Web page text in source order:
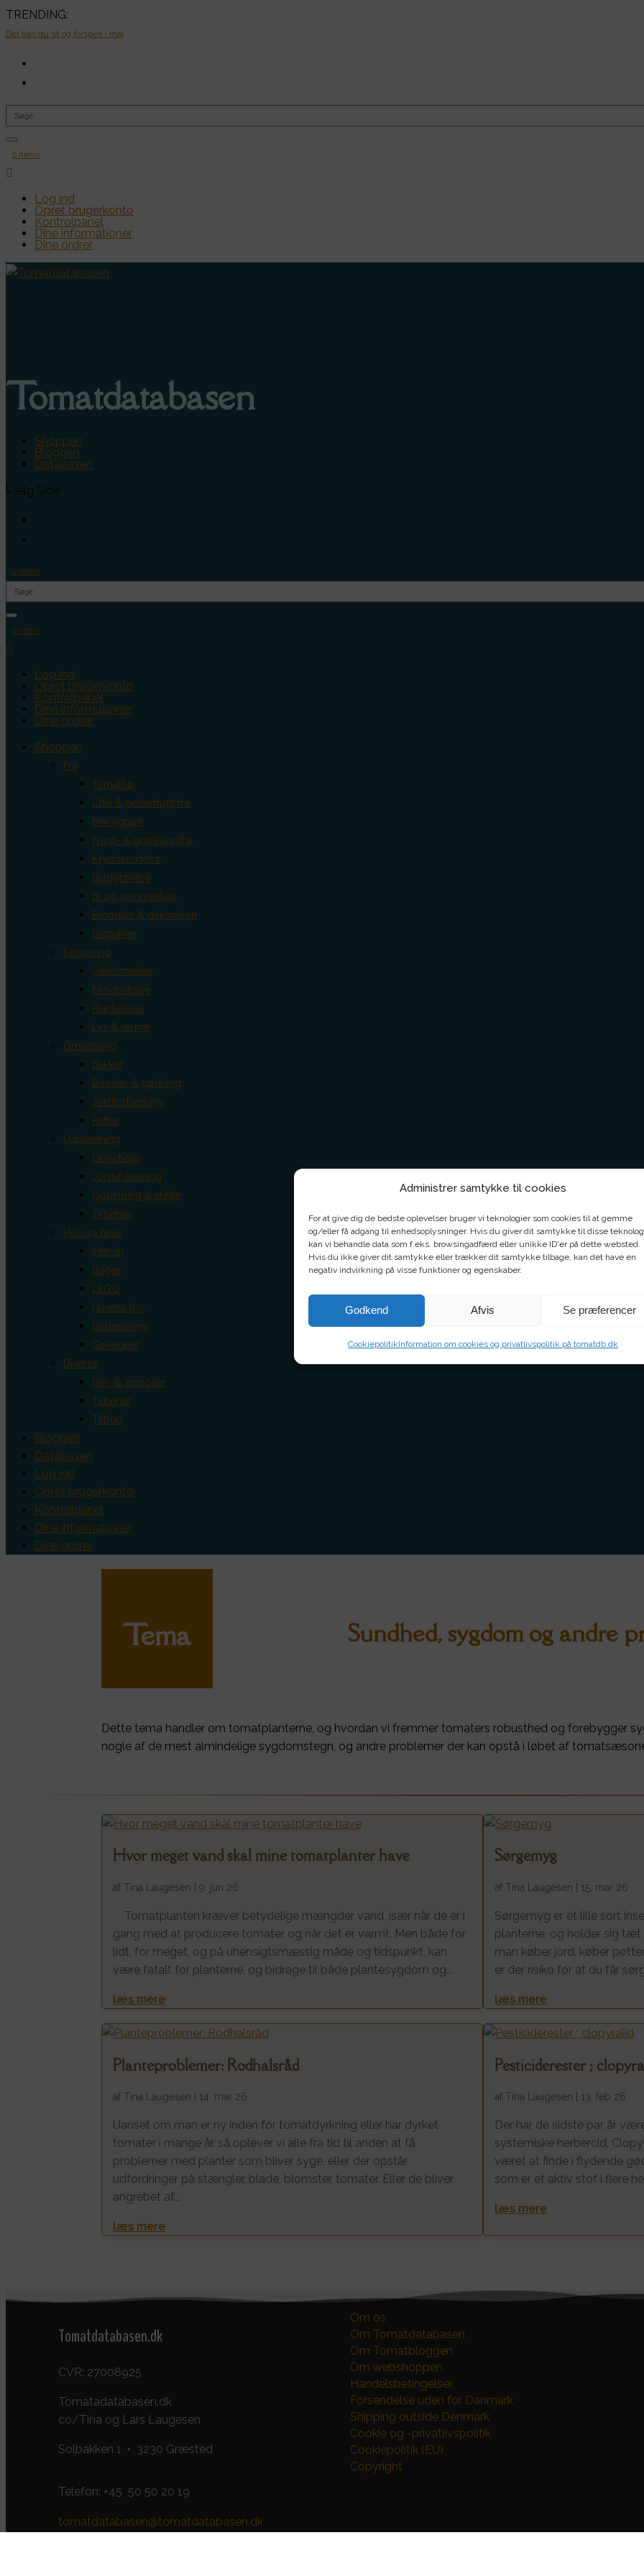
Administrer samtykke til cookies
For at give dig de bedste oplevelser bruger vi teknologier som cookies til at gemme
og/eller få adgang til enhedsoplysninger. Hvis du giver dit samtykke til disse
kan vi behandle data som f.eks. browsingadfærd eller unikke ID'er på dette websted.
Hvis du ikke giver dit samtykke eller trækker dit samtykke tilbage, kan det have en
negativ indvirkning på visse funktioner og egenskaber.
Godkend Afvis Se præferencer
CookiepolitikInformation om cookies og privatlivspolitik på tomatdb.dk
TRENDING:
Det kan du så og forspire i maj
0 Items

Log ind
Opret brugerkonto
Kontrolpanel
Dine informationer
Dine ordrer
Tomatdatabasen
Shoppen
Bloggen
Databasen
Vælg Side
0 Items
0 Items

Log ind
Opret brugerkonto
Kontrolpanel
Dine informationer
Dine ordrer
Shoppen
Frø
Tomatfrø
Chili & peberfrugt frø
Mikrogrønt
Frugt- & grøntsagsfrø
Krydderurtefrø
Bladgrøntfrø
Bi og sommerfugl
Blomster & dekoration
Frøpakker
Forspiring
Vækstmedier
Minidrivhuse
Planteskilte
Lys & varme
Ompotning
Bakker
Booster & gødning
Jordforbedring
Potter
Udplantning
Growbags
Jordafdækning
Opbinding & støtte
Tilbehør
Hus og have
Interiør
Bøger
LEGO
Havens dyr
Beklædning
Gaveidéer
Diverse
Frø- & zipposer
Tilbehør
Tilbud
Bloggen
Databasen
Log ind
Opret brugerkonto
Kontrolpanel
Dine informationer
Dine ordrer
Tema Sundhed, sygdom og andre
Dette tema handler om tomatplanterne, og hvordan vi fremmer tomaters robusthed og forebygger
nogle af de mest almindelige sygdomstegn, og andre problemer der kan opstå i løbet af
Hvor meget vand skal mine tomatplanter have
af Tina Laugesen 9. jun 26
Tomatplanten kræver betydelige mængder vand, især når de er i
gang med at producere tomater og når det er varmt. Men både for
lidt, for meget, og på uhensigtsmæssig måde og tidspunkt, kan
være fatalt for planterne, og bidrage til både plantesygdom og...
læs mere
Sørgemyg
af Tina Laugesen 15. mar 26
Sørgemyg er et lille sort
planterne, og holder sig tæt
man køber jord, køber
er der risiko for at du får
læs mere
Planteproblemer: Rodhalsråd
af Tina Laugesen 14. mar 26
Uanset om man er ny inden for tomatdyrkning eller har dyrket
tomater i mange år, så oplever vi alle fra tid til anden at få
problemer med planter som bliver syge, eller der opstår
udfordringer på stængler, blade, blomster, tomater. Eller de bliver
angrebet af...
læs mere
Pesticiderester ;
af Tina Laugesen 13. feb 26
Der har de sidste par år
systemiske herbercid,
været at finde i flydende
som er et aktiv stof i flere
læs mere
Tomatdatabasen.dk
CVR: 27008925
Tomatadatabasen.dk
co/Tina og Lars Laugesen
Solbakken 1 • 3230 Græsted
Telefon: +45 50 50 20 19
tomatdatabasen@tomatdatabasen.dk
Om os
Om Tomatdatabasen
Om Tomatbloggen
Om webshoppen
Handelsbetingelser
Forsendelse uden for Danmark
Shipping outside Denmark
Cookie og -privatlivspolitik
Cookiepolitik (EU)
Copyright